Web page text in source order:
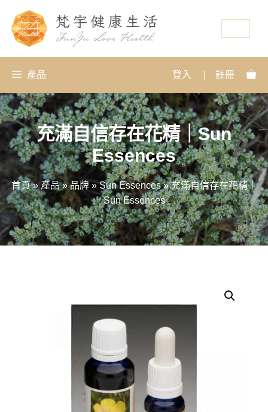
產品 登入 註冊
充滿自信存在花精｜Sun
Essences
首頁 » 產品 » 品牌 » Sun Essences » 充滿自信存在花精｜
Sun Essences